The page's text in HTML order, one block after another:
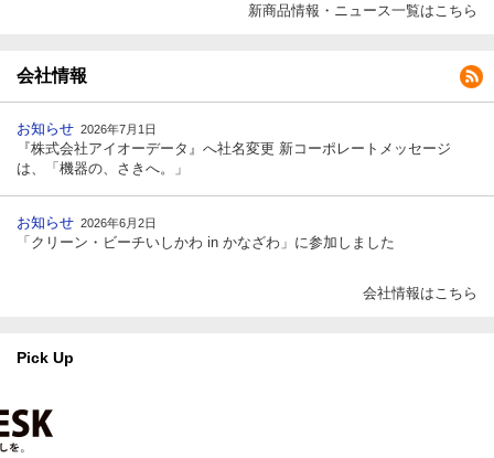
新商品情報・ニュース一覧はこちら
会社情報
お知らせ 2026年7月1日
『株式会社アイオーデータ』へ社名変更 新コーポレートメッセージ
は、「機器の、さきへ。」
お知らせ 2026年6月2日
「クリーン・ビーチいしかわ in かなざわ」に参加しました
会社情報はこちら
Pick Up